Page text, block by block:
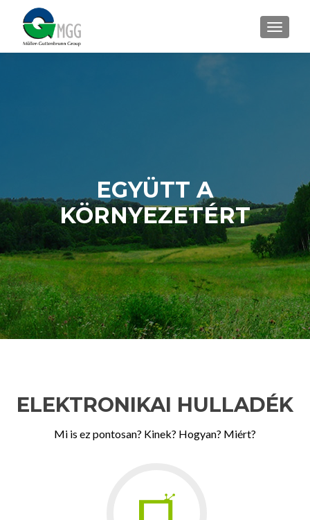
EGYÜTT A
KÖRNYEZETÉRT
ELEKTRONIKAI HULLADÉK
Mi is ez pontosan? Kinek? Hogyan? Miért?
to